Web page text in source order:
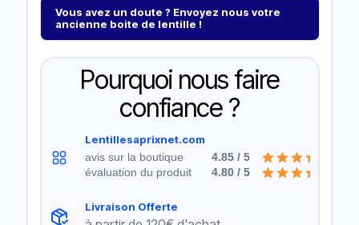
Vous avez un doute ? Envoyez nous votre
ancienne boite de lentille !
Pourquoi nous faire
confiance ?
Lentillesaprixnet.com
avis sur la boutique
4.85 / 5
évaluation du produit
4.80 / 5
Livraison Offerte